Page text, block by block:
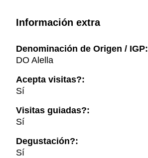
Información extra
Denominación de Origen / IGP:
DO Alella
Acepta visitas?:
Sí
Visitas guiadas?:
Sí
Degustación?:
Sí